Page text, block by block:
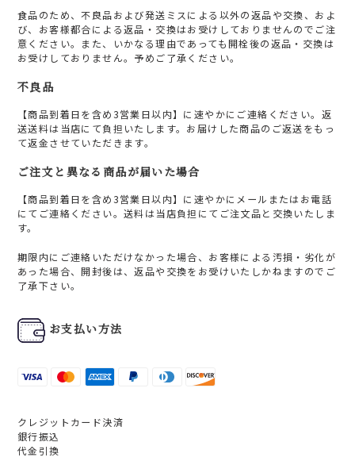
食品のため、不良品および発送ミスによる以外の返品や交換、およ
び、お客様都合による返品・交換はお受けしておりませんのでご注
意ください。また、いかなる理由であっても開栓後の返品・交換は
お受けしておりません。予めご了承ください。
不良品
【商品到着日を含め3営業日以内】に速やかにご連絡ください。返
送送料は当店にて負担いたします。お届けした商品のご返送をもっ
て返金させていただきます。
ご注文と異なる商品が届いた場合
【商品到着日を含め3営業日以内】に速やかにメールまたはお電話
にてご連絡ください。送料は当店負担にてご注文品と交換いたしま
す。
期限内にご連絡いただけなかった場合、お客様による汚損・劣化が
あった場合、開封後は、返品や交換をお受けいたしかねますのでご
了承下さい。
お支払い方法
クレジットカード決済
銀行振込
代金引換